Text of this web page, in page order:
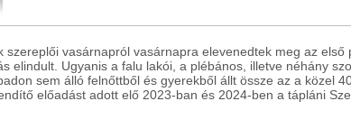
szereplői vasárnapról vasárnapra elevenedtek meg az első
elindult. Ugyanis a falu lakói, a plébános, illetve néhány
sem álló felnőttből és gyerekből állt össze az a közel
előadást adott elő 2023-ban és 2024-ben a tápláni